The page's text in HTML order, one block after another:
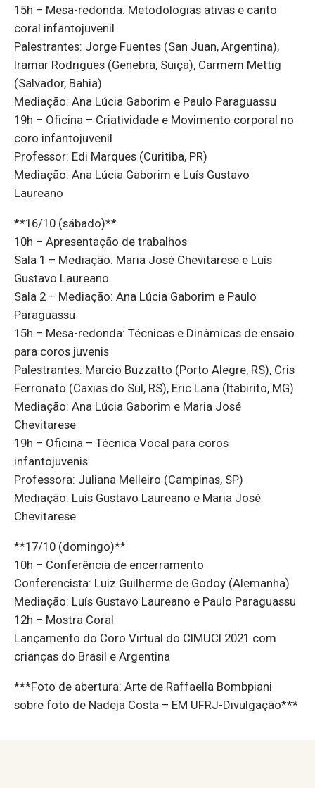
15h – Mesa-redonda: Metodologias ativas e canto
coral infantojuvenil
Palestrantes: Jorge Fuentes (San Juan, Argentina),
Iramar Rodrigues (Genebra, Suiça), Carmem Mettig
(Salvador, Bahia)
Mediação: Ana Lúcia Gaborim e Paulo Paraguassu
19h – Oficina – Criatividade e Movimento corporal no
coro infantojuvenil
Professor: Edi Marques (Curitiba, PR)
Mediação: Ana Lúcia Gaborim e Luís Gustavo
Laureano
**16/10 (sábado)**
10h – Apresentação de trabalhos
Sala 1 – Mediação: Maria José Chevitarese e Luís
Gustavo Laureano
Sala 2 – Mediação: Ana Lúcia Gaborim e Paulo
Paraguassu
15h – Mesa-redonda: Técnicas e Dinâmicas de ensaio
para coros juvenis
Palestrantes: Marcio Buzzatto (Porto Alegre, RS), Cris
Ferronato (Caxias do Sul, RS), Eric Lana (Itabirito, MG)
Mediação: Ana Lúcia Gaborim e Maria José
Chevitarese
19h – Oficina – Técnica Vocal para coros
infantojuvenis
Professora: Juliana Melleiro (Campinas, SP)
Mediação: Luís Gustavo Laureano e Maria José
Chevitarese
**17/10 (domingo)**
10h – Conferência de encerramento
Conferencista: Luiz Guilherme de Godoy (Alemanha)
Mediação: Luís Gustavo Laureano e Paulo Paraguassu
12h – Mostra Coral
Lançamento do Coro Virtual do CIMUCI 2021 com
crianças do Brasil e Argentina
***Foto de abertura: Arte de Raffaella Bombpiani
sobre foto de Nadeja Costa – EM UFRJ-Divulgação***